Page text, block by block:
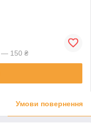
— 150 ₴
Умови повернення